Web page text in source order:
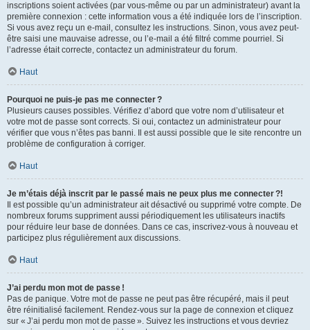
inscriptions soient activées (par vous-même ou par un administrateur) avant la
première connexion : cette information vous a été indiquée lors de l’inscription.
Si vous avez reçu un e-mail, consultez les instructions. Sinon, vous avez peut-
être saisi une mauvaise adresse, ou l’e-mail a été filtré comme pourriel. Si
l’adresse était correcte, contactez un administrateur du forum.
Haut
Pourquoi ne puis-je pas me connecter ?
Plusieurs causes possibles. Vérifiez d’abord que votre nom d’utilisateur et
votre mot de passe sont corrects. Si oui, contactez un administrateur pour
vérifier que vous n’êtes pas banni. Il est aussi possible que le site rencontre un
problème de configuration à corriger.
Haut
Je m’étais déjà inscrit par le passé mais ne peux plus me connecter ?!
Il est possible qu’un administrateur ait désactivé ou supprimé votre compte. De
nombreux forums suppriment aussi périodiquement les utilisateurs inactifs
pour réduire leur base de données. Dans ce cas, inscrivez-vous à nouveau et
participez plus régulièrement aux discussions.
Haut
J’ai perdu mon mot de passe !
Pas de panique. Votre mot de passe ne peut pas être récupéré, mais il peut
être réinitialisé facilement. Rendez-vous sur la page de connexion et cliquez
sur « J’ai perdu mon mot de passe ». Suivez les instructions et vous devriez